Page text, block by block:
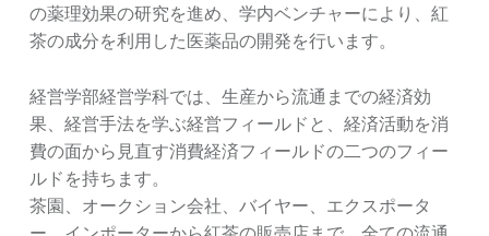
の薬理効果の研究を進め、学内ベンチャーにより、紅
茶の成分を利用した医薬品の開発を行います。
経営学部経営学科では、生産から流通までの経済効
果、経営手法を学ぶ経営フィールドと、経済活動を消
費の面から見直す消費経済フィールドの二つのフィー
ルドを持ちます。
茶園、オークション会社、バイヤー、エクスポータ